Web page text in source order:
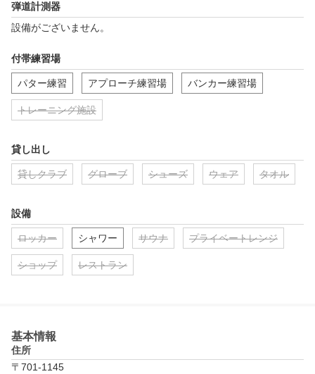
弾道計測器
設備がございません。
付帯練習場
パター練習 アプローチ練習場 バンカー練習場
トレーニング施設
貸し出し
貸しクラブ グローブ シューズ ウェア タオル
設備
ロッカー シャワー サウナ プライベートレンジ
ショップ レストラン
基本情報
住所
〒701-1145